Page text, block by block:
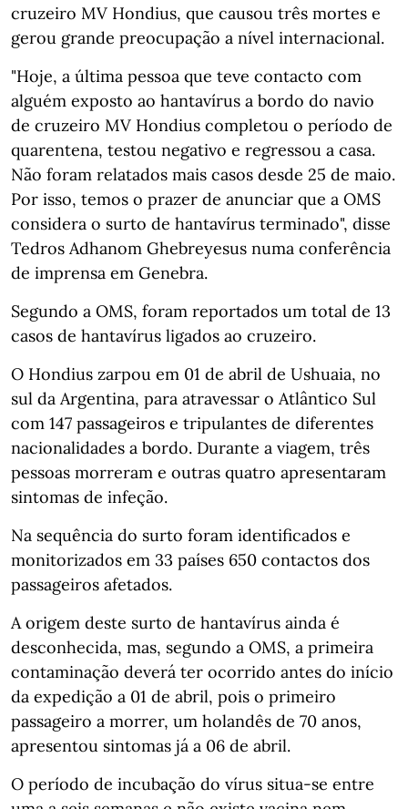
cruzeiro MV Hondius, que causou três mortes e
gerou grande preocupação a nível internacional.
"Hoje, a última pessoa que teve contacto com
alguém exposto ao hantavírus a bordo do navio
de cruzeiro MV Hondius completou o período de
quarentena, testou negativo e regressou a casa.
Não foram relatados mais casos desde 25 de maio.
Por isso, temos o prazer de anunciar que a OMS
considera o surto de hantavírus terminado", disse
Tedros Adhanom Ghebreyesus numa conferência
de imprensa em Genebra.
Segundo a OMS, foram reportados um total de 13
casos de hantavírus ligados ao cruzeiro.
O Hondius zarpou em 01 de abril de Ushuaia, no
sul da Argentina, para atravessar o Atlântico Sul
com 147 passageiros e tripulantes de diferentes
nacionalidades a bordo. Durante a viagem, três
pessoas morreram e outras quatro apresentaram
sintomas de infeção.
Na sequência do surto foram identificados e
monitorizados em 33 países 650 contactos dos
passageiros afetados.
A origem deste surto de hantavírus ainda é
desconhecida, mas, segundo a OMS, a primeira
contaminação deverá ter ocorrido antes do início
da expedição a 01 de abril, pois o primeiro
passageiro a morrer, um holandês de 70 anos,
apresentou sintomas já a 06 de abril.
O período de incubação do vírus situa-se entre